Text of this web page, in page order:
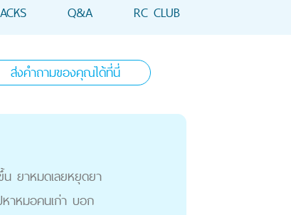
Q&A RC CLUB
ส่งคำถามของคุณได้ที่นี่
น ยาหมดเลยหยุดยา
าหมอคนเก่า บอก